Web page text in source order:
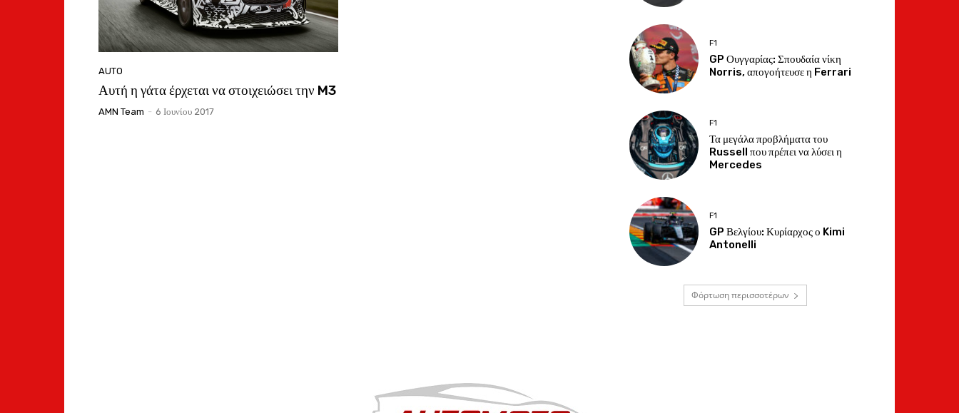
AUTO
Αυτή η γάτα έρχεται να στοιχειώσει την M3
AMN Team - 6 Ιουνίου 2017
F1
GP Ουγγαρίας: Σπουδαία νίκη
Norris, απογοήτευσε η Ferrari
F1
Τα μεγάλα προβλήματα του
Russell που πρέπει να λύσει η
Mercedes
F1
GP Βελγίου: Κυρίαρχος ο Kimi
Antonelli
Φόρτωση περισσοτέρων